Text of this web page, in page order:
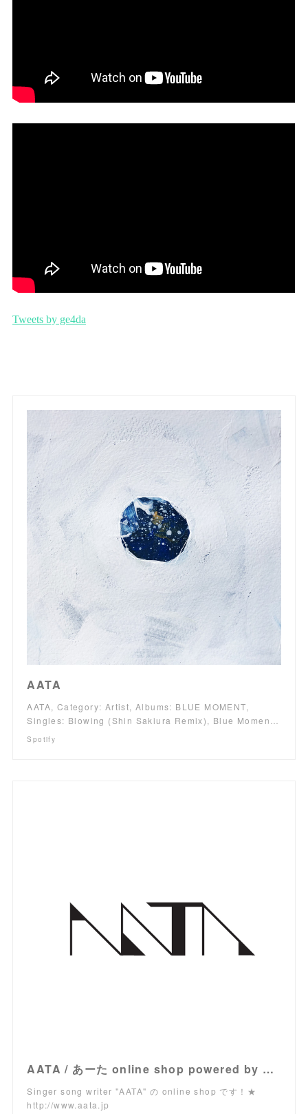
AATA
AATA, Category: Artist, Albums: BLUE MOMENT,
Singles: Blowing (Shin Sakiura Remix), Blue Momen…
Spotify
AATA / あーた online shop powered by BASE
Singer song writer "AATA" の online shop です！★
http://www.aata.jp